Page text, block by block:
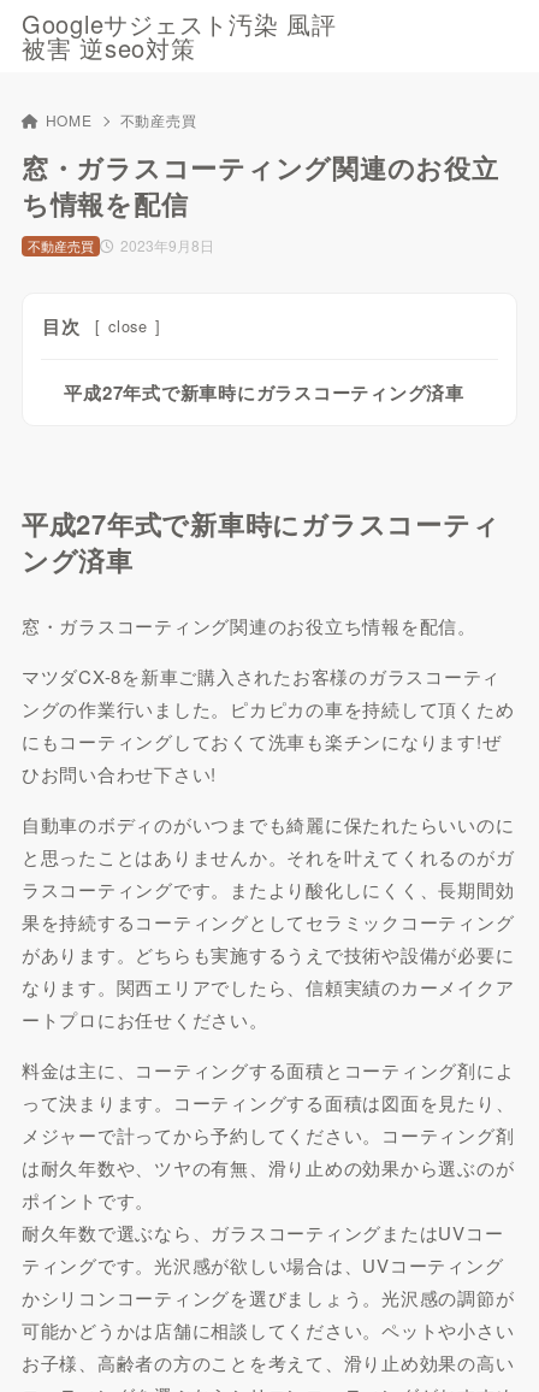
Googleサジェスト汚染 風評
被害 逆seo対策
HOME 不動産売買
窓・ガラスコーティング関連のお役立
ち情報を配信
2023年9月8日
不動産売買
目次 [ close ]
平成27年式で新車時にガラスコーティング済車
平成27年式で新車時にガラスコーティ
ング済車
窓・ガラスコーティング関連のお役立ち情報を配信。
マツダCX-8を新車ご購入されたお客様のガラスコーティ
ングの作業行いました。ピカピカの車を持続して頂くため
にもコーティングしておくて洗車も楽チンになります!ぜ
ひお問い合わせ下さい!
自動車のボディのがいつまでも綺麗に保たれたらいいのに
と思ったことはありませんか。それを叶えてくれるのがガ
ラスコーティングです。またより酸化しにくく、長期間効
果を持続するコーティングとしてセラミックコーティング
があります。どちらも実施するうえで技術や設備が必要に
なります。関西エリアでしたら、信頼実績のカーメイクア
ートプロにお任せください。
料金は主に、コーティングする面積とコーティング剤によ
って決まります。コーティングする面積は図面を見たり、
メジャーで計ってから予約してください。コーティング剤
は耐久年数や、ツヤの有無、滑り止めの効果から選ぶのが
ポイントです。
耐久年数で選ぶなら、ガラスコーティングまたはUVコー
ティングです。光沢感が欲しい場合は、UVコーティング
かシリコンコーティングを選びましょう。光沢感の調節が
可能かどうかは店舗に相談してください。ペットや小さい
お子様、高齢者の方のことを考えて、滑り止め効果の高い